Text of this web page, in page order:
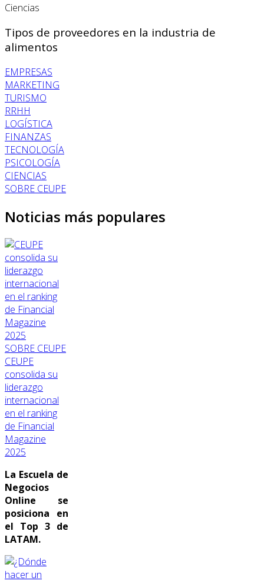
Ciencias
Tipos de proveedores en la industria de
alimentos
EMPRESAS
MARKETING
TURISMO
RRHH
LOGÍSTICA
FINANZAS
TECNOLOGÍA
PSICOLOGÍA
CIENCIAS
SOBRE CEUPE
Noticias más populares
SOBRE CEUPE
CEUPE
consolida su
liderazgo
internacional
en el ranking
de Financial
Magazine
2025
La Escuela de
Negocios
Online se
posiciona en
el Top 3 de
LATAM.